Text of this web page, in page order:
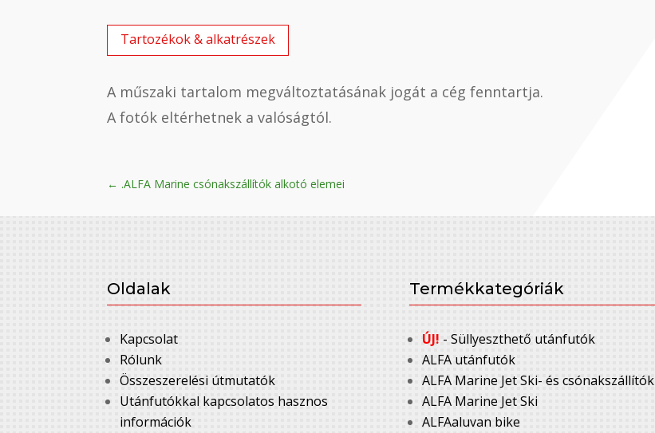
Tartozékok & alkatrészek
A műszaki tartalom megváltoztatásának jogát a cég fenntartja.
A fotók eltérhetnek a valóságtól.
← .ALFA Marine csónakszállítók alkotó elemei
Oldalak
Kapcsolat
Rólunk
Összeszerelési útmutatók
Utánfutókkal kapcsolatos hasznos
információk
Termékkategóriák
ÚJ! - Süllyeszthető utánfutók
ALFA utánfutók
ALFA Marine Jet Ski- és csónakszállítók
ALFA Marine Jet Ski
ALFAaluvan bike